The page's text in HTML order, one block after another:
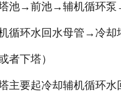
→前池→辅机循环泵
循环水回水母管→冷却
者下塔）
要起冷却辅机循环水